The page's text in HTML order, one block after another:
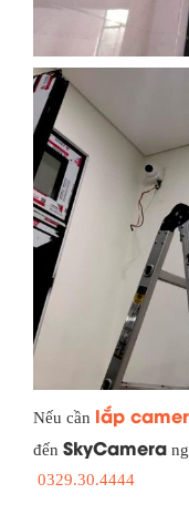
Nếu cần lắp
đến SkyCamera
0329.30.4444